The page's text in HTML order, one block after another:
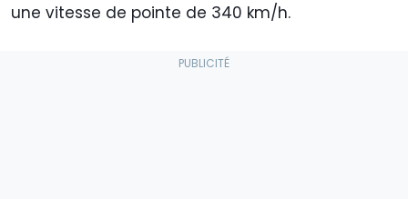
une vitesse de pointe de 340 km/h.